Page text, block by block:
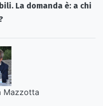
La domanda è: a chi
Mazzotta